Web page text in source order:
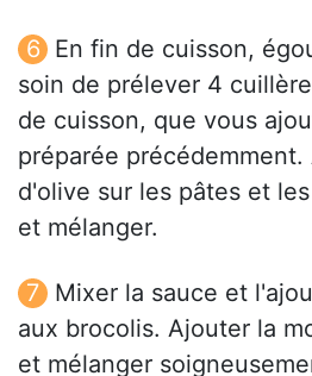
En fin de cuisson,
soin de prélever 4
de cuisson, que vous
préparée
d'olive sur les pâtes et
et mélanger.
Mixer la sauce et
aux brocolis. Ajouter la
et mélanger